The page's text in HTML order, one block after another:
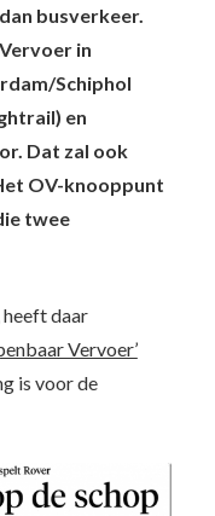
busverkeer.
in
Schiphol
en
Dat zal ook
OV-knooppunt
twee
heeft daar
Vervoer’
is voor de